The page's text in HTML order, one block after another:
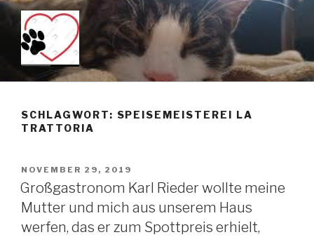
Zum
Inhalt
springen
KEIN TÖTUNGSMITTEL –
MITTEL DER WAHL WENN
REGENBOGENBRÜCKE
SCHICKEN MÖCHTE!!!
Just another WordPress site
SCHLAGWORT: SPEISEMEISTEREI LA
TRATTORIA
VERÖFFENTLICHT
AM
NOVEMBER 29, 2019
Großgastronom Karl Rieder wollte meine
Mutter und mich aus unserem Haus
werfen, das er zum Spottpreis erhielt,